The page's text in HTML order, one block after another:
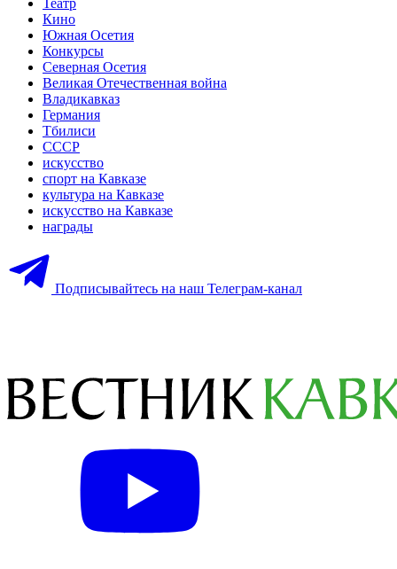
Театр
Кино
Южная Осетия
Конкурсы
Северная Осетия
Великая Отечественная война
Владикавказ
Германия
Тбилиси
СССР
искусство
спорт на Кавказе
культура на Кавказе
искусство на Кавказе
награды
Подписывайтесь на наш Телеграм-канал